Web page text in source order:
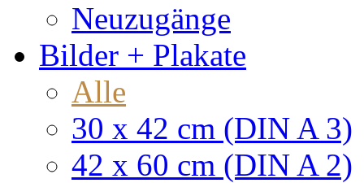
Neuzugänge
Bilder + Plakate
Alle
30 x 42 cm (DIN A 3)
42 x 60 cm (DIN A 2)